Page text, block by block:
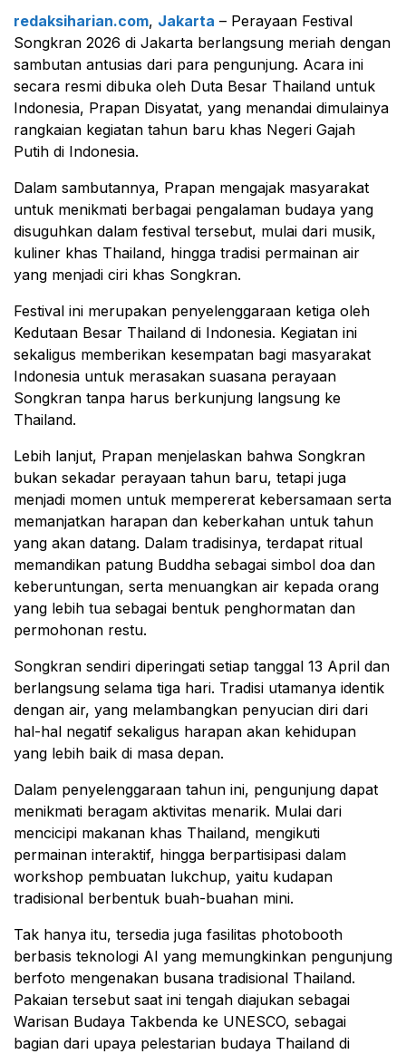
redaksiharian.com, Jakarta – Perayaan Festival
Songkran 2026 di Jakarta berlangsung meriah dengan
sambutan antusias dari para pengunjung. Acara ini
secara resmi dibuka oleh Duta Besar Thailand untuk
Indonesia, Prapan Disyatat, yang menandai dimulainya
rangkaian kegiatan tahun baru khas Negeri Gajah
Putih di Indonesia.
Dalam sambutannya, Prapan mengajak masyarakat
untuk menikmati berbagai pengalaman budaya yang
disuguhkan dalam festival tersebut, mulai dari musik,
kuliner khas Thailand, hingga tradisi permainan air
yang menjadi ciri khas Songkran.
Festival ini merupakan penyelenggaraan ketiga oleh
Kedutaan Besar Thailand di Indonesia. Kegiatan ini
sekaligus memberikan kesempatan bagi masyarakat
Indonesia untuk merasakan suasana perayaan
Songkran tanpa harus berkunjung langsung ke
Thailand.
Lebih lanjut, Prapan menjelaskan bahwa Songkran
bukan sekadar perayaan tahun baru, tetapi juga
menjadi momen untuk mempererat kebersamaan serta
memanjatkan harapan dan keberkahan untuk tahun
yang akan datang. Dalam tradisinya, terdapat ritual
memandikan patung Buddha sebagai simbol doa dan
keberuntungan, serta menuangkan air kepada orang
yang lebih tua sebagai bentuk penghormatan dan
permohonan restu.
Songkran sendiri diperingati setiap tanggal 13 April dan
berlangsung selama tiga hari. Tradisi utamanya identik
dengan air, yang melambangkan penyucian diri dari
hal-hal negatif sekaligus harapan akan kehidupan
yang lebih baik di masa depan.
Dalam penyelenggaraan tahun ini, pengunjung dapat
menikmati beragam aktivitas menarik. Mulai dari
mencicipi makanan khas Thailand, mengikuti
permainan interaktif, hingga berpartisipasi dalam
workshop pembuatan lukchup, yaitu kudapan
tradisional berbentuk buah-buahan mini.
Tak hanya itu, tersedia juga fasilitas photobooth
berbasis teknologi AI yang memungkinkan pengunjung
berfoto mengenakan busana tradisional Thailand.
Pakaian tersebut saat ini tengah diajukan sebagai
Warisan Budaya Takbenda ke UNESCO, sebagai
bagian dari upaya pelestarian budaya Thailand di